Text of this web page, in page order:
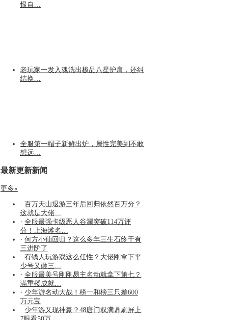
恨自…
老玩家一发入魂洗出极品八星护肩，还纠
结换…
全服第一帽子新鲜出炉，属性完美到不敢
想远…
最新更新新闻
更多»
· 百万天山退游三年后回归依然百万分？
这就是大佬…
· 全服最强卡级恶人谷瀾突破114万评
分！上海滩名…
· 何方小仙回归？这么多年三生石终于有
三进阶了
· 有钱人玩游戏这么任性？大佬刚拿下平
少号又砸三…
· 全服最美号刚刚易主名动就拿下第七？
满重楼成就…
· 少年游名动大战！榜一和榜三只差600
万元宝
· 少年游又现神豪？48唐门双满鼎刷屏上
7眼看50万…